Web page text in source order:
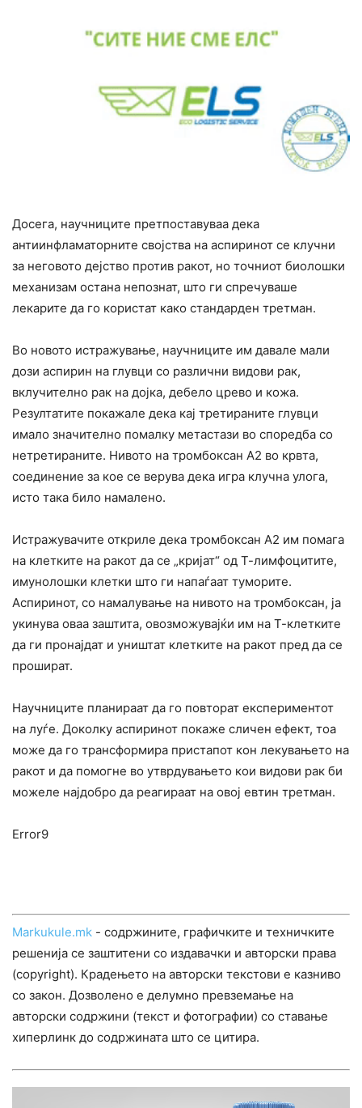
Досега, научниците претпоставуваа дека
антиинфламаторните својства на аспиринот се клучни
за неговото дејство против ракот, но точниот биолошки
механизам остана непознат, што ги спречуваше
лекарите да го користат како стандарден третман.
Во новото истражување, научниците им давале мали
дози аспирин на глувци со различни видови рак,
вклучително рак на дојка, дебело црево и кожа.
Резултатите покажале дека кај третираните глувци
имало значително помалку метастази во споредба со
нетретираните. Нивото на тромбоксан А2 во крвта,
соединение за кое се верува дека игра клучна улога,
исто така било намалено.
Истражувачите откриле дека тромбоксан А2 им помага
на клетките на ракот да се „кријат“ од Т-лимфоцитите,
имунолошки клетки што ги напаѓаат туморите.
Аспиринот, со намалување на нивото на тромбоксан, ја
укинува оваа заштита, овозможувајќи им на Т-клетките
да ги пронајдат и уништат клетките на ракот пред да се
прошират.
Научниците планираат да го повторат експериментот
на луѓе. Доколку аспиринот покаже сличен ефект, тоа
може да го трансформира пристапот кон лекувањето на
ракот и да помогне во утврдувањето кои видови рак би
можеле најдобро да реагираат на овој евтин третман.
Error9
Markukule.mk - содржините, графичките и техничките
решенија се заштитени со издавачки и авторски права
(copyright). Крадењето на авторски текстови е казниво
со закон. Дозволено е делумно превземање на
авторски содржини (текст и фотографии) со ставање
хиперлинк до содржината што се цитира.